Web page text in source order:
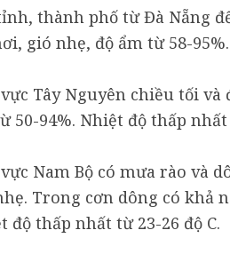
thành phố từ Đà Nẵng
gió nhẹ, độ ẩm từ 58-
Tây Nguyên chiều tối
50-94%. Nhiệt độ thấp nhất
Nam Bộ có mưa rào và
Trong cơn dông có khả
độ thấp nhất từ 23-26 độ C.